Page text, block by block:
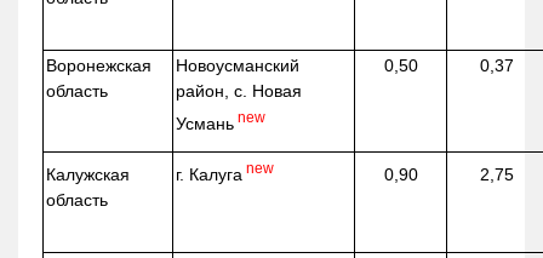
Воронежская
область
Новоусманский
район, с. Новая
Усмань new
0,50 0,37
Калужская
область
г. Калуга new 0,90 2,75